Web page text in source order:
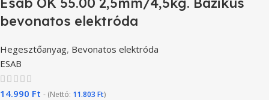
bevonatos elektróda
Hegesztőanyag, Bevonatos elektróda
ESAB
14.990 Ft - (Nettó: 11.803 Ft)